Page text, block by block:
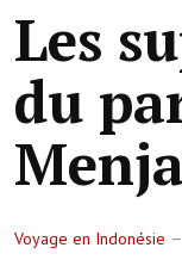
Les
du
Voyage en Indonésie